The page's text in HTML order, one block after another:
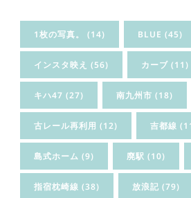
1枚の写真。 (14) BLUE (45)
インスタ映え (56) カーブ (11)
キハ47 (27) 南九州市 (18)
古レール再利用 (12) 吉都線
島式ホーム (9) 廃駅 (10)
指宿枕崎線 (38) 放浪記 (79)